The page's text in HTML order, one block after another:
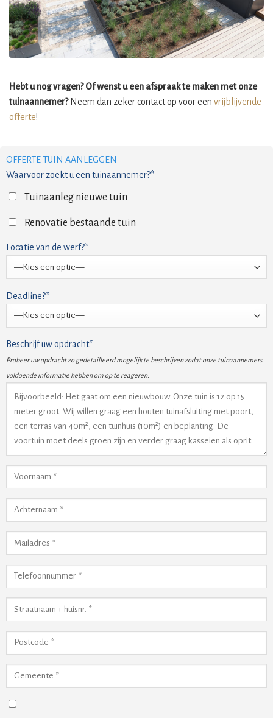
Hebt u nog vragen? Of wenst u een afspraak te maken met onze
tuinaannemer?Neem dan zeker contact op voor een vrijblijvende
offerte!
OFFERTE TUIN AANLEGGEN
Waarvoor zoekt u een tuinaannemer?*
Tuinaanleg nieuwe tuin
Renovatie bestaande tuin
Locatie van de werf?*
Deadline?*
Beschrijf uw opdracht*
Probeer uw opdracht zo gedetailleerd mogelijk te beschrijven zodat onze tuinaannemers
voldoende informatie hebben om op te reageren.